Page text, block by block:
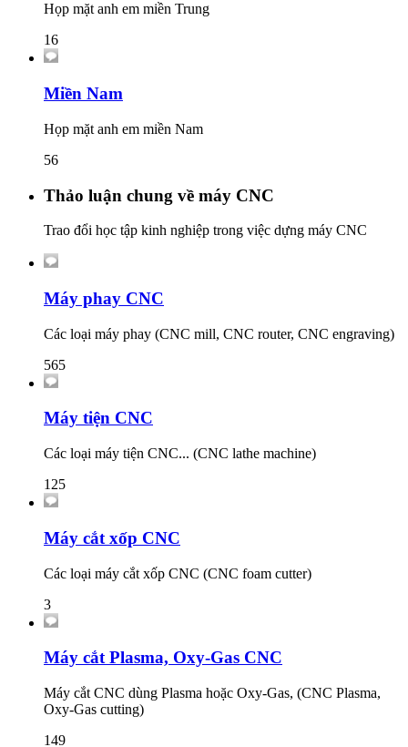
Họp mặt anh em miền Trung
16
Miền Nam
Họp mặt anh em miền Nam
56
Thảo luận chung về máy CNC
Trao đổi học tập kinh nghiệp trong việc dựng máy CNC
Máy phay CNC
Các loại máy phay (CNC mill, CNC router, CNC engraving)
565
Máy tiện CNC
Các loại máy tiện CNC... (CNC lathe machine)
125
Máy cắt xốp CNC
Các loại máy cắt xốp CNC (CNC foam cutter)
3
Máy cắt Plasma, Oxy-Gas CNC
Máy cắt CNC dùng Plasma hoặc Oxy-Gas, (CNC Plasma,
Oxy-Gas cutting)
149